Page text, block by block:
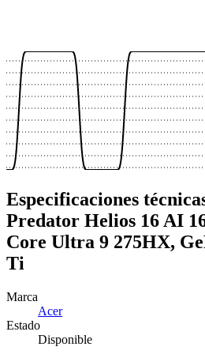
Especificaciones
Predator Helios 16 AI
Core Ultra 9 275HX,
Ti
Marca
Acer
Estado
Disponible